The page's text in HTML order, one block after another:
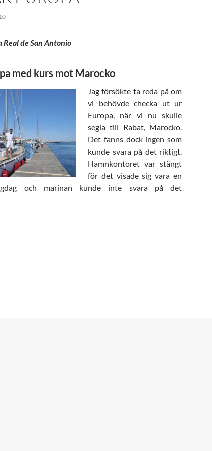
de San Antonio
med kurs mot Marocko
Jag försökte ta reda på om
vi behövde checka ut ur
Europa, när vi nu skulle
segla till Rabat, Marocko.
Det fanns dock ingen som
kunde svara på det riktigt.
Hamnkontoret var stängt
för det visade sig vara en
och marinan kunde inte svara på det
Europa